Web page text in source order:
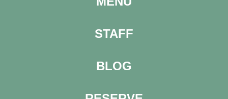
STAFF
BLOG